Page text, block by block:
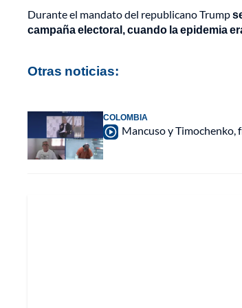
Durante el mandato del republicano Trump
campaña electoral, cuando la epidemia
Otras noticias:
COLOMBIA
Mancuso y Timochenko,